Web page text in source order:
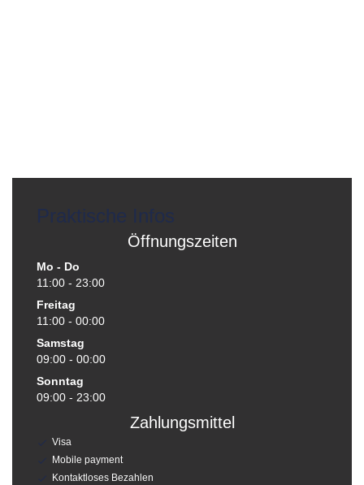
Praktische Infos
Öffnungszeiten
Mo - Do
11:00 - 23:00
Freitag
11:00 - 00:00
Samstag
09:00 - 00:00
Sonntag
09:00 - 23:00
Zahlungsmittel
Visa
Mobile payment
Kontaktloses Bezahlen